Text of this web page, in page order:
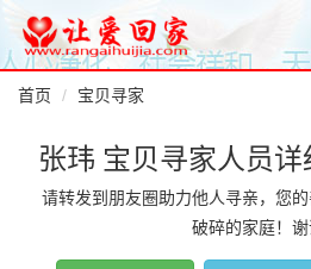
首页 宝贝寻家
张玮 宝贝寻家人员详
请转发到朋友圈助力他人寻亲，您
破碎的家庭！谢